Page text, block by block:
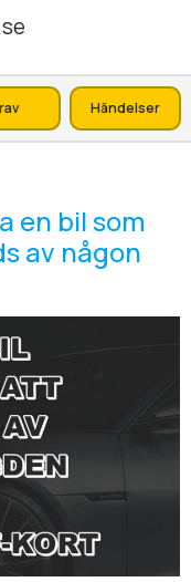
Händelser
en bil som
av någon